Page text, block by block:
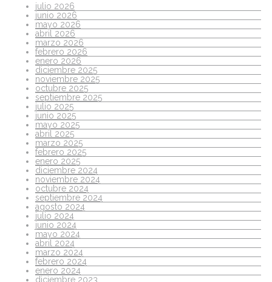
julio 2026
junio 2026
mayo 2026
abril 2026
marzo 2026
febrero 2026
enero 2026
diciembre 2025
noviembre 2025
octubre 2025
septiembre 2025
julio 2025
junio 2025
mayo 2025
abril 2025
marzo 2025
febrero 2025
enero 2025
diciembre 2024
noviembre 2024
octubre 2024
septiembre 2024
agosto 2024
julio 2024
junio 2024
mayo 2024
abril 2024
marzo 2024
febrero 2024
enero 2024
diciembre 2023